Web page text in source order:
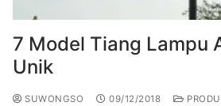
7 Model Tiang Lampu
Unik
SUWONGSO 09/12/2018